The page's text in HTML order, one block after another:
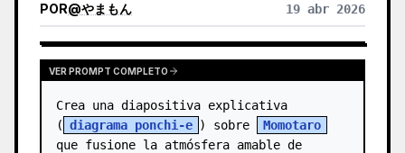
POR@やまもん 19 abr 2026
VER RESULTADOS DE OTROS MODELOS
VER PROMPT COMPLETO
Crea una diapositiva explicativa
( diagrama ponchi-e ) sobre
Momotaro
que fusione la atmósfera amable de